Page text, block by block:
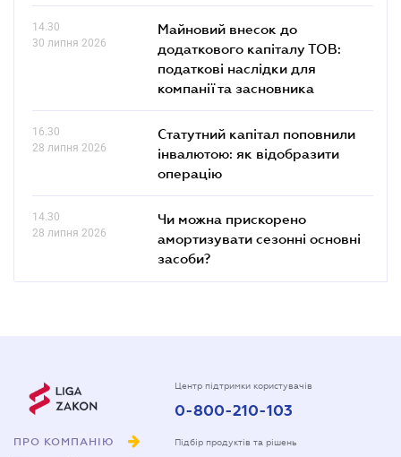
14.30
30 липня 2026
Майновий внесок до
додаткового капіталу ТОВ:
податкові наслідки для
компанії та засновника
16.30
28 липня 2026
Статутний капітал поповнили
інвалютою: як відобразити
операцію
14.30
28 липня 2026
Чи можна прискорено
амортизувати сезонні основні
засоби?
ПРО КОМПАНІЮ
Центр підтримки користувачів
0-800-210-103
Підбір продуктів та рішень